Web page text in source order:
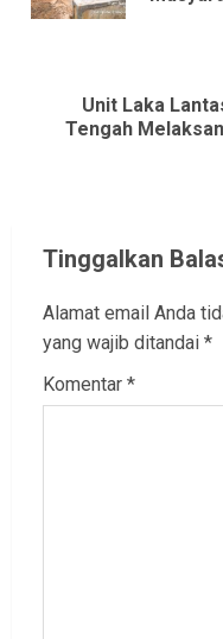
Next
Unit Laka
Tengah
Tinggalkan
Alamat email Anda
yang wajib ditandai *
Komentar *